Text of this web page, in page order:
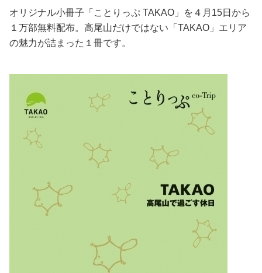
ファッション
恋愛/結婚/離婚
ワークスタイル
妊娠/出産/家族
ココロ/カラダ
グルメ
オリジナル小冊子「ことりっぷ TAKAO」を４月15日から
１万部無料配布。高尾山だけではない「TAKAO」エリア
の魅力が詰まった１冊です。